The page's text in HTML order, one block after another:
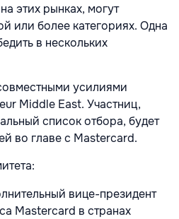
этих рынках, могут
или более категориях. Одна
в нескольких
усилиями
Middle East. Участниц,
список отбора, будет
во главе с Mastercard.
вице-президент
Mastercard в странах